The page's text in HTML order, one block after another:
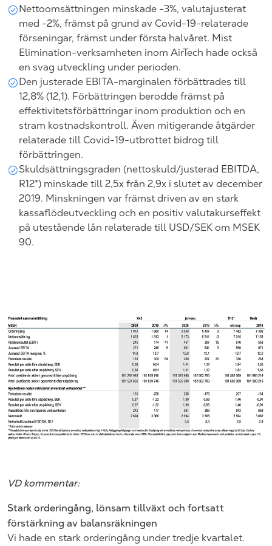
Nettoomsättningen minskade -3%, valutajusterat
med -2%, främst på grund av Covid-19-relaterade
förseningar, främst under första halvåret. Mist
Elimination-verksamheten inom AirTech hade också
en svag utveckling under perioden.
Den justerade EBITA-marginalen förbättrades till
12,8% (12,1). Förbättringen berodde främst på
effektivitetsförbättringar inom produktion och en
stram kostnadskontroll. Även mitigerande åtgärder
relaterade till Covid-19-utbrottet bidrog till
förbättringen.
Skuldsättningsgraden (nettoskuld/justerad EBITDA,
R12*) minskade till 2,5x från 2,9x i slutet av december
2019. Minskningen var främst driven av en stark
kassaflödeutveckling och en positiv valutakurseffekt
på utestående lån relaterade till USD/SEK om MSEK
90.
VD kommentar:
Stark orderingång, lönsam tillväxt och fortsatt
förstärkning av balansräkningen
Vi hade en stark orderingång under tredje kvartalet.